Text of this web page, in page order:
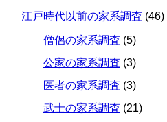
江戸時代以前の家系調査 (46)
僧侶の家系調査 (5)
公家の家系調査 (3)
医者の家系調査 (3)
武士の家系調査 (21)